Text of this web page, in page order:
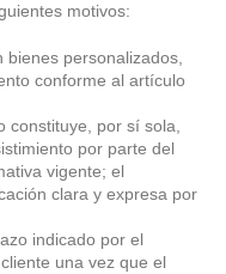
motivos:
personalizados,
conforme al artículo
constituye, por sí sola,
por parte del
vigente; el
clara y expresa por
indicado por el
una vez que el